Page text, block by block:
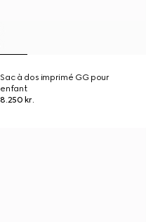
Sac à dos imprimé GG pour
enfant
8.250 kr.